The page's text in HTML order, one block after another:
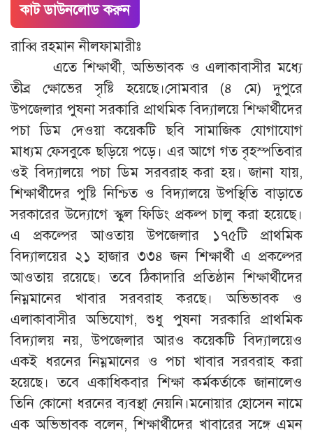
কাট ডাউনলোড করুন
রাব্বি রহমান নীলফামারীঃ
এতে শিক্ষার্থী, অভিভাবক ও এলাকাবাসীর মধ্যে
তীব্র ক্ষোভের সৃষ্টি হয়েছে।সোমবার (৪ মে) দুপুরে
উপজেলার পুষনা সরকারি প্রাথমিক বিদ্যালয়ে শিক্ষার্থীদের
পচা ডিম দেওয়া কয়েকটি ছবি সামাজিক যোগাযোগ
মাধ্যম ফেসবুকে ছড়িয়ে পড়ে। এর আগে গত বৃহস্পতিবার
ওই বিদ্যালয়ে পচা ডিম সরবরাহ করা হয়। জানা যায়,
শিক্ষার্থীদের পুষ্টি নিশ্চিত ও বিদ্যালয়ে উপস্থিতি বাড়াতে
সরকারের উদ্যোগে স্কুল ফিডিং প্রকল্প চালু করা হয়েছে।
এ প্রকল্পের আওতায় উপজেলার ১৭৫টি প্রাথমিক
বিদ্যালয়ের ২১ হাজার ৩৩৪ জন শিক্ষার্থী এ প্রকল্পের
আওতায় রয়েছে। তবে ঠিকাদারি প্রতিষ্ঠান শিক্ষার্থীদের
নিম্নমানের খাবার সরবরাহ করছে। অভিভাবক ও
এলাকাবাসীর অভিযোগ, শুধু পুষনা সরকারি প্রাথমিক
বিদ্যালয় নয়, উপজেলার আরও কয়েকটি বিদ্যালয়েও
একই ধরনের নিম্নমানের ও পচা খাবার সরবরাহ করা
হয়েছে। তবে একাধিকবার শিক্ষা কর্মকর্তাকে জানালেও
তিনি কোনো ধরনের ব্যবস্থা নেয়নি।মনোয়ার হোসেন নামে
এক অভিভাবক বলেন, শিক্ষার্থীদের খাবারের সঙ্গে এমন